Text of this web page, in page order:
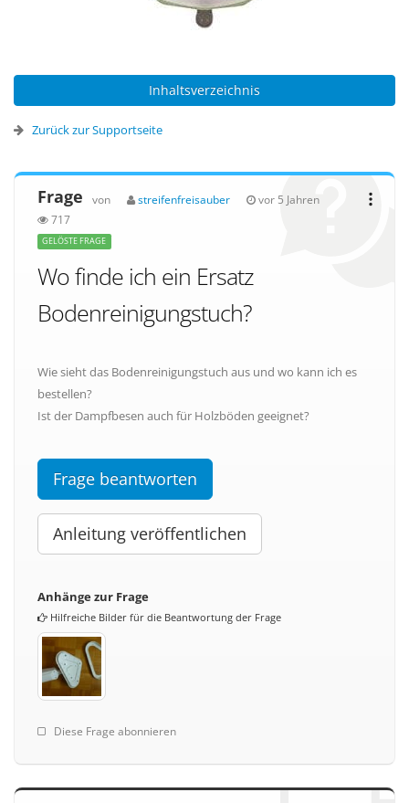
Inhaltsverzeichnis
Zurück zur Supportseite
Frage von streifenfreisauber
vor 5 Jahren
717
GELÖSTE FRAGE
Wo finde ich ein Ersatz
Bodenreinigungstuch?
Wie sieht das Bodenreinigungstuch aus und wo kann ich es
bestellen?
Ist der Dampfbesen auch für Holzböden geeignet?
Frage beantworten
Anleitung veröffentlichen
Anhänge zur Frage
Hilfreiche Bilder für die Beantwortung der Frage
Diese Frage abonnieren